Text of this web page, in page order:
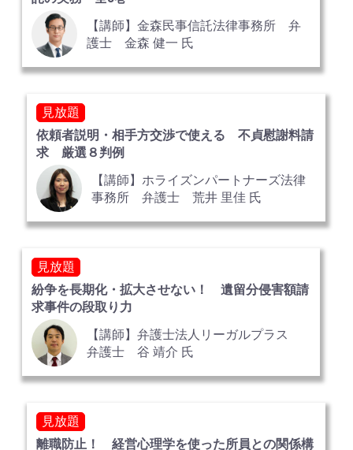
【講師】金森民事信託法律事務所 弁
護士 金森 健一 氏
見放題
依頼者説明・相手方交渉で使える 不貞慰謝料請
求 厳選８判例
【講師】ホライズンパートナーズ法律
事務所 弁護士 荒井 里佳 氏
見放題
紛争を長期化・拡大させない！ 遺留分侵害額請
求事件の段取り力
【講師】弁護士法人リーガルプラス
弁護士 谷 靖介 氏
見放題
離職防止！ 経営心理学を使った所員との関係構